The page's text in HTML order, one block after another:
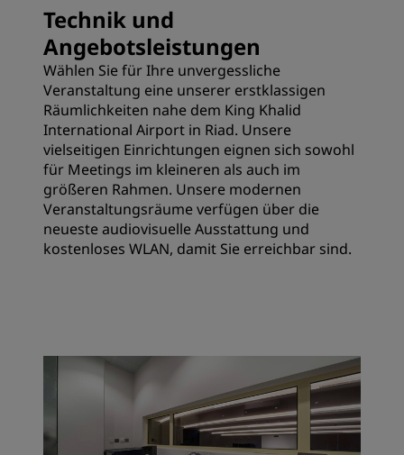
Technik und
Angebotsleistungen
Wählen Sie für Ihre unvergessliche
Veranstaltung eine unserer erstklassigen
Räumlichkeiten nahe dem King Khalid
International Airport in Riad. Unsere
vielseitigen Einrichtungen eignen sich sowohl
für Meetings im kleineren als auch im
größeren Rahmen. Unsere modernen
Veranstaltungsräume verfügen über die
neueste audiovisuelle Ausstattung und
kostenloses WLAN, damit Sie erreichbar sind.